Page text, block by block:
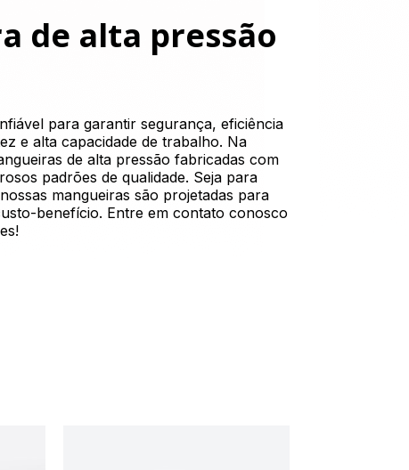
de alta pressão
para garantir segurança, eficiência
e alta capacidade de trabalho. Na
de alta pressão fabricadas com
padrões de qualidade. Seja para
mangueiras são projetadas para
benefício. Entre em contato conosco